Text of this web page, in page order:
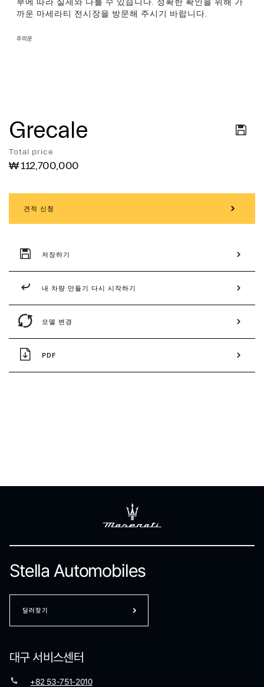
부에 따라 실제와 다를 수 있습니다. 정확한 확인을 위해 가
까운 마세라티 전시장을 방문해 주시기 바랍니다.
주의문
Services
Grecale
Total price
₩ 112,700,000
견적 신청
저장하기
내 차량 만들기 다시 시작하기
모델 변경
PDF
Stella Automobiles
딜러찾기
대구 서비스센터
+82 53-751-2010